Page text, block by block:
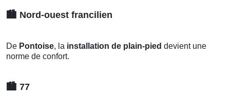
🏙️ Nord-ouest francilien
De Pontoise, la installation de plain-pied devient une
norme de confort.
🏙️ 77